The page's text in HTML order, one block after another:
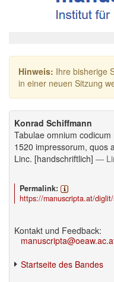
Hinweis: Ihre bisherige
in einer neuen Sitzung
Konrad Schiffmann
Tabulae omnium
1520 impressorum, quos
Linc. [handschriftlich] —
Permalink:
https://manuscripta.at/
Kontakt und Feedback:
Startseite des Bandes